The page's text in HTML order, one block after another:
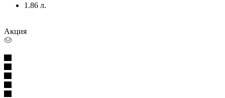
1.86 л.
Акция